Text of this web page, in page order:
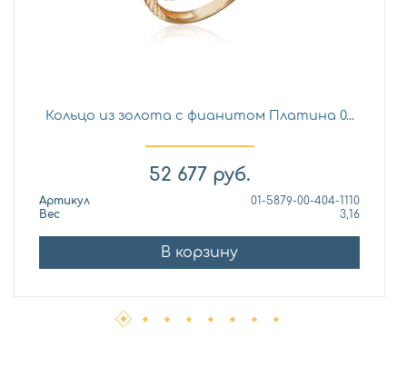
Кольцо из золота с фианитом Платина 0...
52 677 руб.
Артикул
01-5879-00-404-1110
Вес
3,16
В корзину